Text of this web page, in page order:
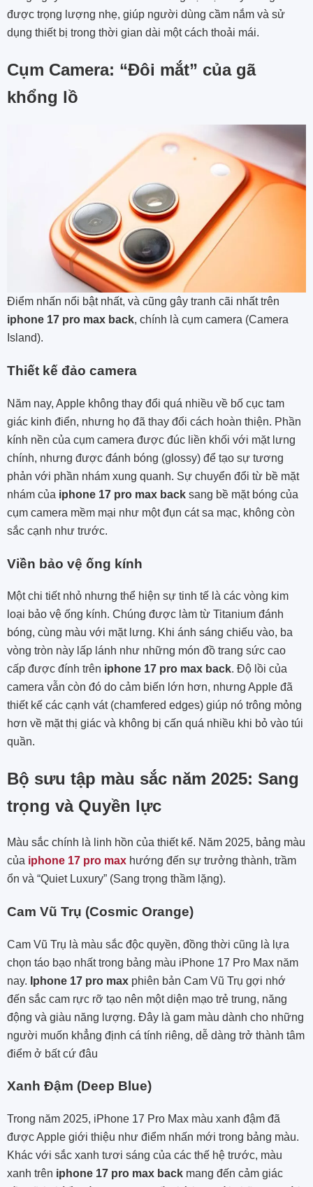
được trọng lượng nhẹ, giúp người dùng cầm nắm và sử
dụng thiết bị trong thời gian dài một cách thoải mái.
Cụm Camera: “Đôi mắt” của gã
khổng lồ
Điểm nhấn nổi bật nhất, và cũng gây tranh cãi nhất trên
iphone 17 pro max back, chính là cụm camera (Camera
Island).
Thiết kế đảo camera
Năm nay, Apple không thay đổi quá nhiều về bố cục tam
giác kinh điển, nhưng họ đã thay đổi cách hoàn thiện. Phần
kính nền của cụm camera được đúc liền khối với mặt lưng
chính, nhưng được đánh bóng (glossy) để tạo sự tương
phản với phần nhám xung quanh. Sự chuyển đổi từ bề mặt
nhám của iphone 17 pro max back sang bề mặt bóng của
cụm camera mềm mại như một đụn cát sa mạc, không còn
sắc cạnh như trước.
Viền bảo vệ ống kính
Một chi tiết nhỏ nhưng thể hiện sự tinh tế là các vòng kim
loại bảo vệ ống kính. Chúng được làm từ Titanium đánh
bóng, cùng màu với mặt lưng. Khi ánh sáng chiếu vào, ba
vòng tròn này lấp lánh như những món đồ trang sức cao
cấp được đính trên iphone 17 pro max back. Độ lồi của
camera vẫn còn đó do cảm biến lớn hơn, nhưng Apple đã
thiết kế các cạnh vát (chamfered edges) giúp nó trông mỏng
hơn về mặt thị giác và không bị cấn quá nhiều khi bỏ vào túi
quần.
Bộ sưu tập màu sắc năm 2025: Sang
trọng và Quyền lực
Màu sắc chính là linh hồn của thiết kế. Năm 2025, bảng màu
của iphone 17 pro max hướng đến sự trưởng thành, trầm
ổn và “Quiet Luxury” (Sang trọng thầm lặng).
Cam Vũ Trụ (Cosmic Orange)
Cam Vũ Trụ là màu sắc độc quyền, đồng thời cũng là lựa
chọn táo bạo nhất trong bảng màu iPhone 17 Pro Max năm
nay. Iphone 17 pro max phiên bản Cam Vũ Trụ gợi nhớ
đến sắc cam rực rỡ tạo nên một diện mạo trẻ trung, năng
động và giàu năng lượng. Đây là gam màu dành cho những
người muốn khẳng định cá tính riêng, dễ dàng trở thành tâm
điểm ở bất cứ đâu
Xanh Đậm (Deep Blue)
Trong năm 2025, iPhone 17 Pro Max màu xanh đậm đã
được Apple giới thiệu như điểm nhấn mới trong bảng màu.
Khác với sắc xanh tươi sáng của các thế hệ trước, màu
xanh trên iphone 17 pro max back mang đến cảm giác